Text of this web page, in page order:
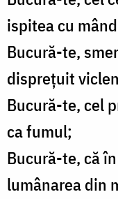
ispitea cu
Bucură-te,
disprețuit
Bucură-te, cel
ca fumul;
Bucură-te, că
lumânarea din